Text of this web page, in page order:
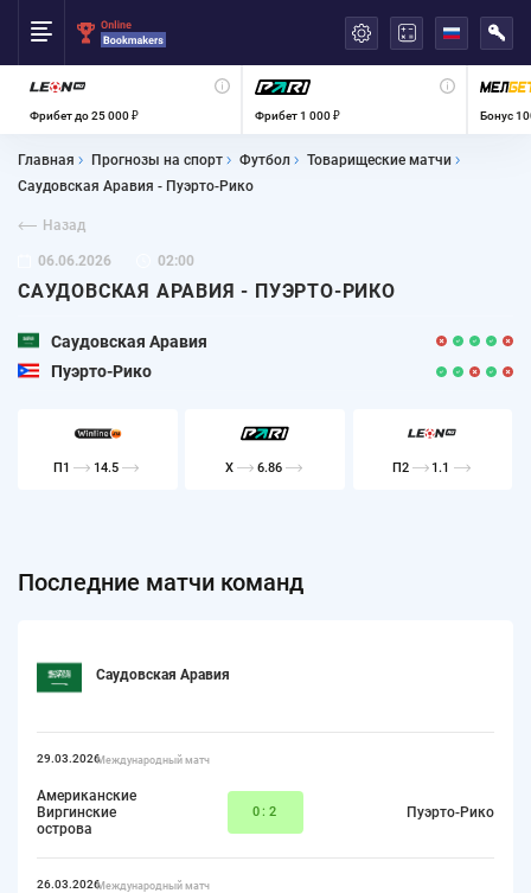
Фрибет до 25 000 ₽ Фрибет 1 000 ₽ Бонус
Главная Прогнозы на спорт Футбол
Товарищеские матчи
Саудовская Аравия - Пуэрто-Рико
Назад
06.06.2026 02:00
САУДОВСКАЯ АРАВИЯ - ПУЭРТО-РИКО
Саудовская Аравия
Пуэрто-Рико
П1 14.5 X 6.86 П2 1.1
Последние матчи команд
Саудовская Аравия
29.03.2026Международный матч
Американские
Виргинские
острова
0:2 Пуэрто-Рико
26.03.2026Международный матч